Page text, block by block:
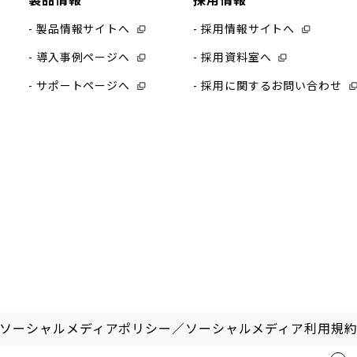
製品情報サイトへ
導入事例ページへ
サポートページへ
採用情報サイトへ
採用資料室へ
採用に関するお問い合わせ
ソーシャルメディアポリシー／ソーシャルメディア利用規約